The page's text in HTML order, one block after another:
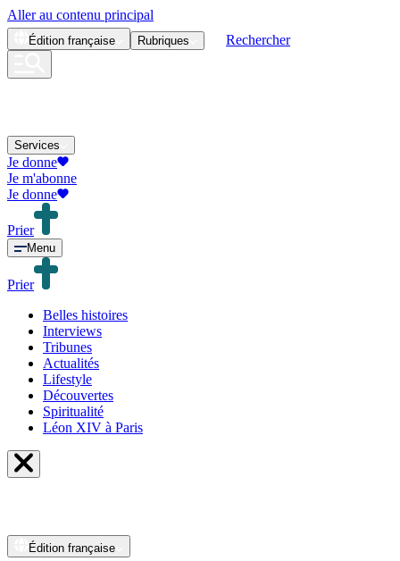
Aller au contenu principal
Édition française Rubriques Rechercher
Services
Je donne
Je m'abonne
Je donne
Prier
Menu
Prier
Belles histoires
Interviews
Tribunes
Actualités
Lifestyle
Découvertes
Spiritualité
Léon XIV à Paris
Édition française